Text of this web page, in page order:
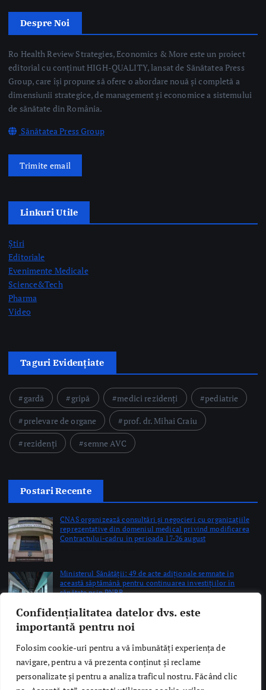
Confidențialitatea datelor dvs. este
importantă pentru noi
Folosim cookie-uri pentru a vă îmbunătăți experiența de
navigare, pentru a vă prezenta conținut și reclame
personalizate și pentru a analiza traficul nostru. Făcând clic
editorial cu conținut HIGH-QUALITY, lansat de Sănătatea Press
Group, care își propune să ofere o abordare nouă și completă a
de sănătate din România.
Sănătatea Press Group
Trimite email
Editoriale
Evenimente Medicale
Pharma
Video
Taguri Evidențiate
prelevare de organe
rezidenți
semne AVC
Postari Recente
by Briana Teodorescu
Ministerul Sănătății: 49 de acte adiționale semnate în
această săptămână pentru continuarea investițiilor în
sănătate prin PNRR
ANT: Trei prelevări de organe și țesuturi la Bistrița și
Oradea în ultimele 48 de ore
by Briana Teodorescu
Copyright © 2026 Ro Health Review | Powered bySănătatea Press